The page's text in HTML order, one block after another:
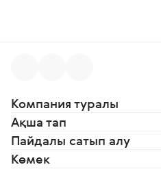
Компания туралы
Ақша тап
Пайдалы сатып алу
Көмек